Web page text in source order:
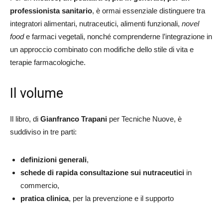
professionista sanitario, è ormai essenziale distinguere tra
integratori alimentari, nutraceutici, alimenti funzionali, novel
foode farmaci vegetali, nonché comprenderne l’integrazione in
un approccio combinato con modifiche dello stile di vita e
terapie farmacologiche.
Il volume
Il libro, di Gianfranco Trapani per Tecniche Nuove, è
suddiviso in tre parti:
definizioni generali,
schede di rapida consultazione sui nutraceutici in
commercio,
pratica clinica, per la prevenzione e il supporto